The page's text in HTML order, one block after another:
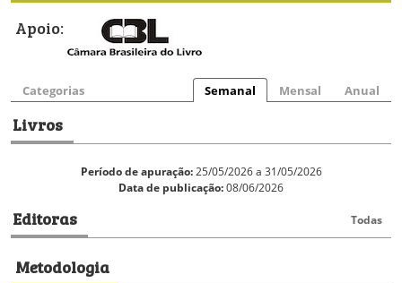
Apoio:
Categorias Semanal Mensal Anual
Livros
Período de apuração:25/05/2026 a 31/05/2026
Data de publicação:08/06/2026
Editoras Todas
Metodologia